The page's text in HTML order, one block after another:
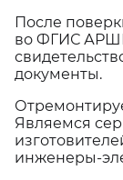
После
во ФГИС
документы.
Являемся
инженеры-